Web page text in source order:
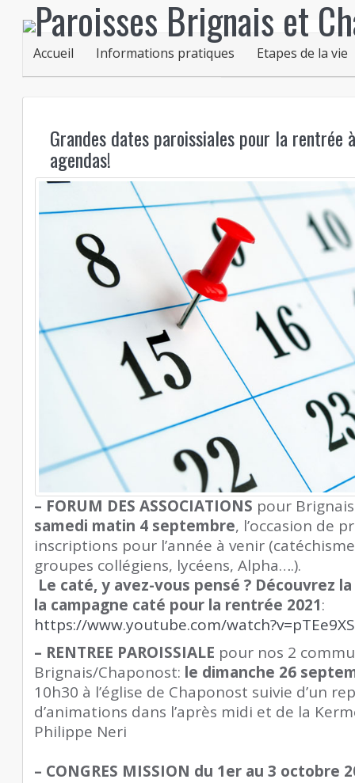
Accueil Informations pratiques Etapes de la vie
Grandes dates paroissiales pour la rentrée
agendas!
– FORUM DES ASSOCIATIONS pour
samedi matin 4 septembre, l’occasion de
inscriptions pour l’année à venir
groupes collégiens, lycéens, Alpha….).
Le caté, y avez-vous pensé ? Découvrez
la campagne caté pour la rentrée 2021:
https://www.youtube.com/
– RENTREE PAROISSIALE pour nos 2
Brignais/Chaponost: le dimanche 26
10h30 à l’église de Chaponost suivie d’un
d’animations dans l’après midi et de la
Philippe Neri
– CONGRES MISSION du 1er au 3 octobre